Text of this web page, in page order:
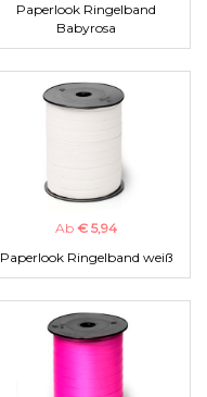
Paperlook Ringelband
Babyrosa
Ab € 5,94
Paperlook Ringelband weiß